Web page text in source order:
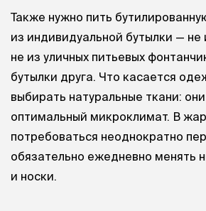
Также нужно пить
из индивидуальной бутылки — не
не из уличных питьевых
бутылки друга. Что касается
выбирать натуральные ткани:
оптимальный микроклимат. В
потребоваться неоднократно
обязательно ежедневно менять
и носки.